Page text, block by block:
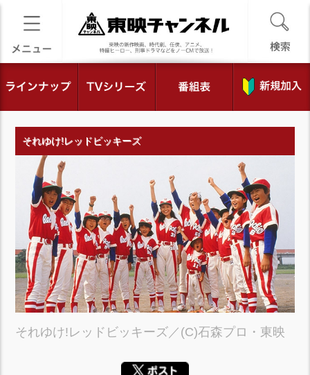
それゆけ!レッドビッキーズ
それゆけ!レッドビッキーズ／(C)石森プロ・東映